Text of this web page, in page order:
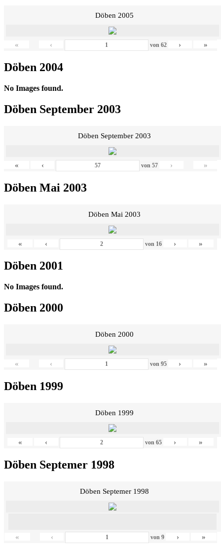
Döben 2005
« ‹ von 62 › »
Döben 2004
No Images found.
Döben September 2003
Döben September 2003
« ‹ von57 › »
Döben Mai 2003
Döben Mai 2003
« ‹ von 16 › »
Döben 2001
No Images found.
Döben 2000
Döben 2000
« ‹ von 95 › »
Döben 1999
Döben 1999
« ‹ von 65 › »
Döben Septemer 1998
Döben Septemer 1998
« ‹ von9 › »